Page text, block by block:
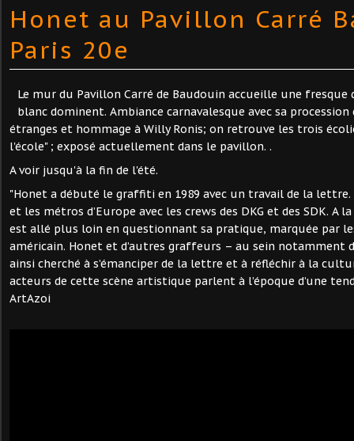
Honet au Pavillon Carré
Paris 20e
Le mur du Pavillon Carré de Baudouin accueille une
blanc dominent. Ambiance carnavalesque avec sa procession
étranges et hommage à Willy Ronis; on retrouve les trois
l'école" ; exposé actuellement dans le pavillon. .
A voir jusqu'à la fin de l'été.
"Honet a débuté le graffiti en 1989 avec un travail de la
et les métros d’Europe avec les crews des DKG et des SDK. A
est allé plus loin en questionnant sa pratique, marquée par
américain. Honet et d’autres graffeurs – au sein notamment
ainsi cherché à s’émanciper de la lettre et à réfléchir à la
acteurs de cette scène artistique parlent à l’époque d’une
ArtAzoi